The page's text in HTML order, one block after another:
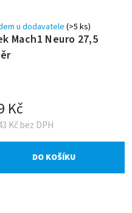
Mach1 Neuro 27,5
u dodavatele(>5 ks)
Kč bez DPH
Kč
DO KOŠÍKU